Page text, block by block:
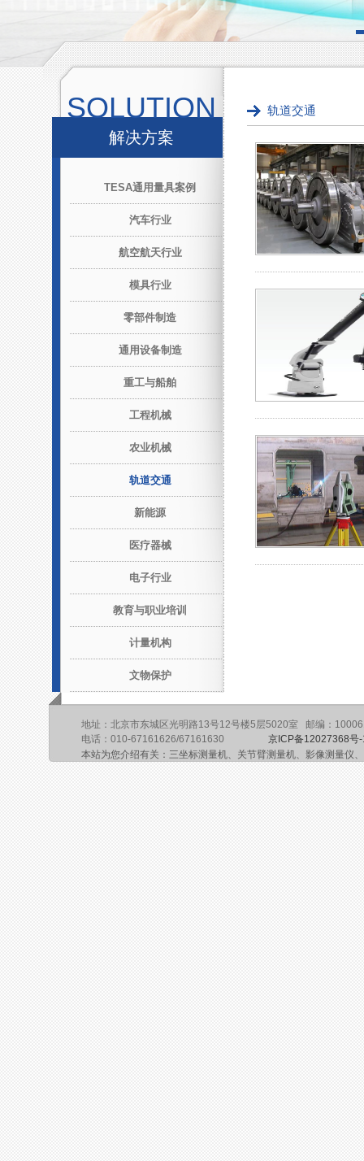
SOLUTION
解决方案
TESA通用量具案例
汽车行业
航空航天行业
模具行业
零部件制造
通用设备制造
重工与船舶
工程机械
农业机械
轨道交通
新能源
医疗器械
电子行业
教育与职业培训
计量机构
文物保护
轨道交通
地址：北京市东城区光明路13号12号楼5层5020室 邮编：
电话：010-67161626/67161630 京ICP备12027368号
本站为您介绍有关：三坐标测量机、关节臂测量机、影像测量仪